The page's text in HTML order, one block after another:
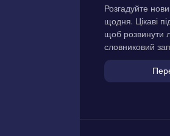
Розгадуйте
щодня. Цікаві
щоб розвинути
словниковий